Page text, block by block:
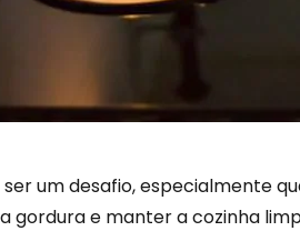
um desafio, especialmente
gordura e manter a cozinha